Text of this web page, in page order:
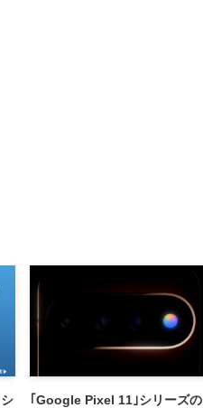
｢Google Pixel 11｣シリーズの